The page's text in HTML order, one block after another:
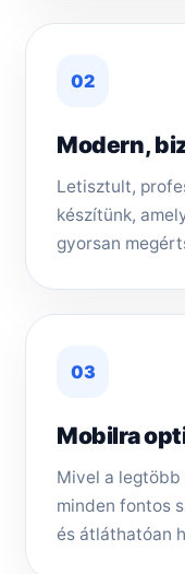
02
Modern,
Letisztult,
készítünk,
gyorsan
03
Mobilra
Mivel a
minden fontos
és átláthatóan